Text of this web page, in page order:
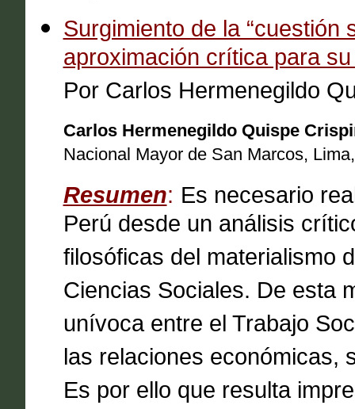
Surgimiento de la “cuestión
aproximación crítica para
Por Carlos Hermenegildo
Carlos Hermenegildo Quispe
Nacional Mayor de San Marcos,
Resumen: Es necesario
Perú desde un análisis
filosóficas del materialismo
Ciencias Sociales. De esta
unívoca entre el Trabajo
las relaciones económicas,
Es por ello que resulta